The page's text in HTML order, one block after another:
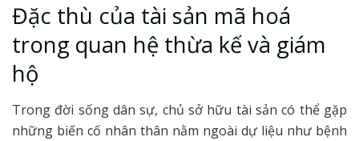
Đặc thù của tài sản mã hoá
trong quan hệ thừa kế và giám
hộ
Trong đời sống dân sự, chủ sở hữu tài sản có thể gặp
những biến cố nhân thân nằm ngoài dự liệu như bệnh